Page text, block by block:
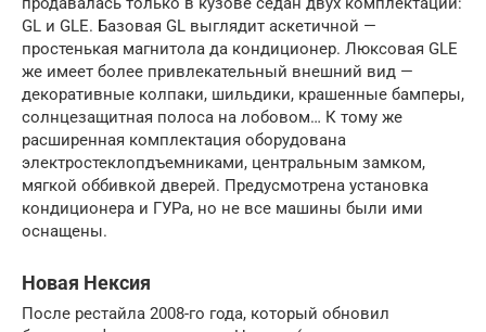
GL и GLE. Базовая GL выглядит аскетичной —
простенькая магнитола да кондиционер. Люксовая GLE
же имеет более привлекательный внешний вид —
декоративные колпаки, шильдики, крашенные бамперы,
солнцезащитная полоса на лобовом… К тому же
расширенная комплектация оборудована
электростеклопдъемниками, центральным замком,
мягкой оббивкой дверей. Предусмотрена установка
кондиционера и ГУРа, но не все машины были ими
оснащены.
Новая Нексия
После рестайла 2008-го года, который обновил